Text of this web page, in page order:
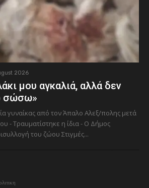
2026
μου αγκαλιά, αλλά δεν
σώσω»
γυναίκας από τον Άπαλο Αλεξ/πολης μετά
- Τραυματίστηκε η ίδια - Ο Δήμος
του ζώου Στιγμές...